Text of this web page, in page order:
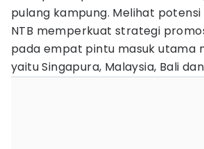
pulang kampung. ​Melihat potensi
NTB memperkuat strategi
pada empat pintu masuk utama
yaitu Singapura, Malaysia, Bali